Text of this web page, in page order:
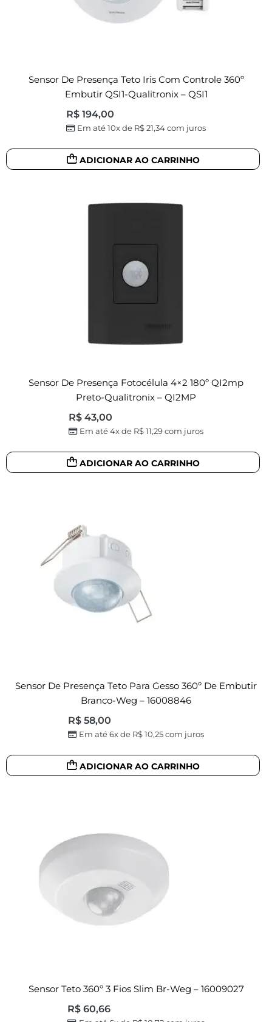
Sensor De Presença Teto Iris Com Controle 360º
Embutir QSI1-Qualitronix – QSI1
R$194,00
Em até 10x de R$21,34com juros
ADICIONAR AO CARRINHO
Sensor De Presença Fotocélula 4×2 180º QI2mp
Preto-Qualitronix – QI2MP
R$43,00
Em até 4x de R$11,29com juros
ADICIONAR AO CARRINHO
Sensor De Presença Teto Para Gesso 360º De Embutir
Branco-Weg – 16008846
R$58,00
Em até 6x de R$10,25com juros
ADICIONAR AO CARRINHO
Sensor Teto 360º 3 Fios Slim Br-Weg – 16009027
R$ 60,66